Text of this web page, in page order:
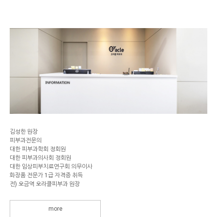
김성한 원장
피부과전문의
대한 피부과학회 정회원
대한 피부과의사회 정회원
대한 임상피부치료연구회 의무이사
화장품 전문가 1급 자격증 취득
전) 오금역 오라클피부과 원장
more